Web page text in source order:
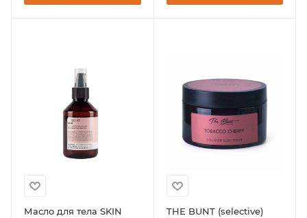
Масло для тела SKIN
THE BUNT (selective)